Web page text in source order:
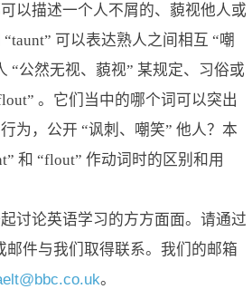
以描述一个人不屑的、藐视他人或
可以表达熟人之间相互 “嘲
“公然无视、藐视” 某规定、习俗或
。它们当中的哪个词可以突出
为，公开 “讽刺、嘲笑” 他人？本
和 “flout” 作动词时的区别和用
讨论英语学习的方方面面。请通过
邮件与我们取得联系。我们的邮箱
。